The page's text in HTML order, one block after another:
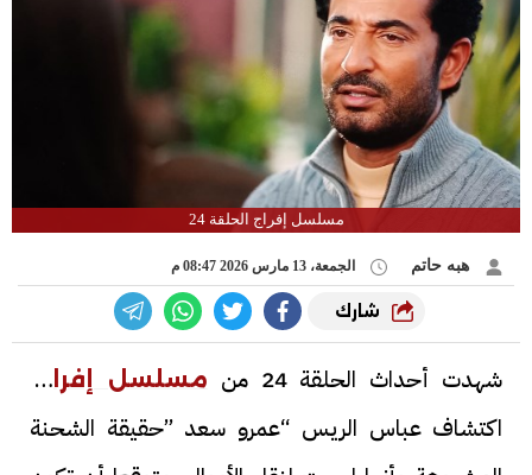
مسلسل إفراج الحلقة 24
هبه حاتم الجمعة، 13 مارس 2026 08:47 م
شارك
شهدت أحداث الحلقة 24 من مسلسل إفراج
اكتشاف عباس الريس “عمرو سعد ”حقيقة الشحنة